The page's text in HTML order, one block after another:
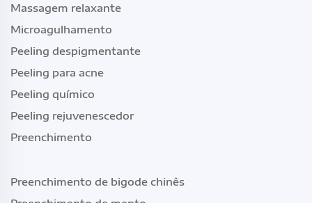
Massagem relaxante
Microagulhamento
Peeling despigmentante
Peeling para acne
Peeling químico
Peeling rejuvenescedor
Preenchimento
Preenchimento de bigode chinês